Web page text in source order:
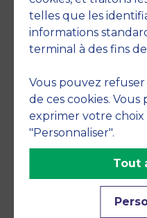
Engagements
telles que les
informations
terminal à des fins
Vous pouvez
de ces cookies.
exprimer votre choix
"Personnaliser".
Tout